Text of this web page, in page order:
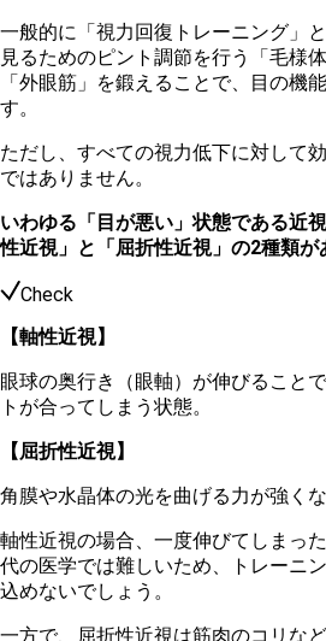
一般的に「視力回復トレーニング」
見るためのピント調節を行う「毛様
「外眼筋」を鍛えることで、目の機
す。
ただし、すべての視力低下に対して
ではありません。
いわゆる「目が悪い」状態である近
性近視」と「屈折性近視」の2種類が
Check
【軸性近視】
眼球の奥行き（眼軸）が伸びること
トが合ってしまう状態。
【屈折性近視】
角膜や水晶体の光を曲げる力が強く
軸性近視の場合、一度伸びてしまっ
代の医学では難しいため、トレーニ
込めないでしょう。
一方で、屈折性近視は筋肉のコリな